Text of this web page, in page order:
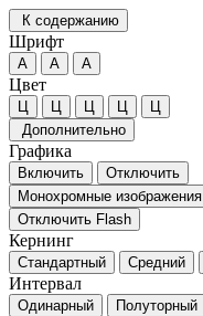
К содержанию
Шрифт
А А А
Цвет
Ц Ц Ц Ц
Ц
Дополнительно
Графика
Включить
Отключить
Монохромные изображения
Отключить Flash
Кернинг
Стандартный Средний
Интервал
Одинарный Полуторный